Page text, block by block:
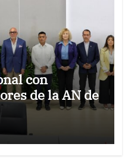
con
de la AN de